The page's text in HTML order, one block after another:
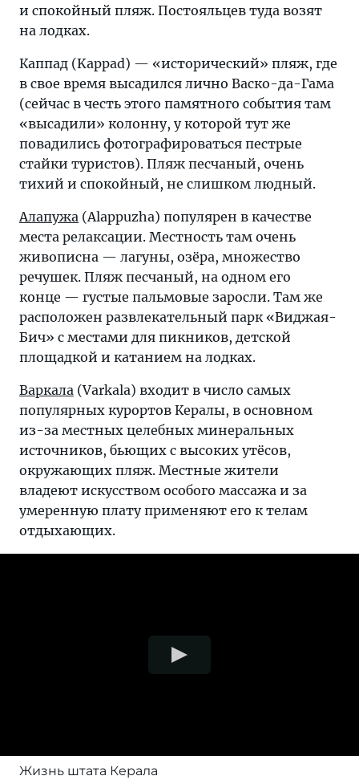
и спокойный пляж. Постояльцев туда возят
на лодках.
Каппад (Kappad) — «исторический» пляж, где
в свое время высадился лично Васко-да-Гама
(сейчас в честь этого памятного события там
«высадили» колонну, у которой тут же
повадились фотографироваться пестрые
стайки туристов). Пляж песчаный, очень
тихий и спокойный, не слишком людный.
Алапужа (Alappuzha) популярен в качестве
места релаксации. Местность там очень
живописна — лагуны, озёра, множество
речушек. Пляж песчаный, на одном его
конце — густые пальмовые заросли. Там же
расположен развлекательный парк «Виджая-
Бич» с местами для пикников, детской
площадкой и катанием на лодках.
Варкала (Varkala) входит в число самых
популярных курортов Кералы, в основном
из-за местных целебных минеральных
источников, бьющих с высоких утёсов,
окружающих пляж. Местные жители
владеют искусством особого массажа и за
умеренную плату применяют его к телам
отдыхающих.
Жизнь штата Керала